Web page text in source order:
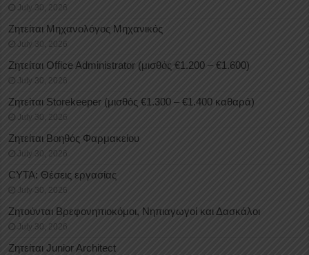
July 30, 2026
Ζητείται Μηχανολόγος Μηχανικός
July 30, 2026
Ζητείται Office Administrator (μισθός €1.200 – €1.600)
July 30, 2026
Ζητείται Storekeeper (μισθός €1.300 – €1.400 καθαρά)
July 30, 2026
Ζητείται Βοηθός Φαρμακείου
July 30, 2026
CYTA: Θέσεις εργασίας
July 30, 2026
Ζητούνται Βρεφονηπιοκόμοι, Νηπιαγωγοί και Δασκάλοι
July 30, 2026
Ζητείται Junior Architect